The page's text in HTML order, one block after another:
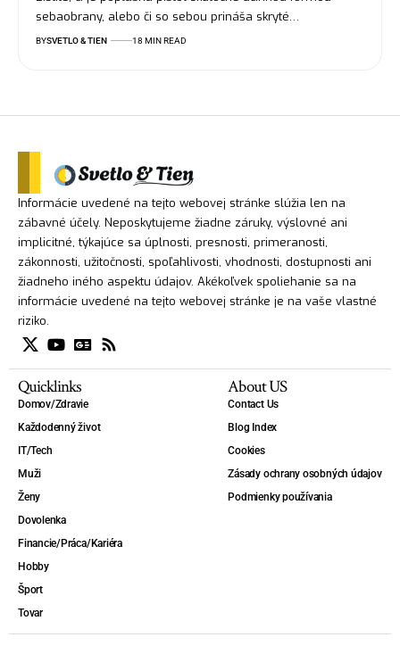
sebaobrany, alebo či so sebou prináša skryté…
BYSVETLO & TIEN 18 MIN READ
Informácie uvedené na tejto webovej stránke slúžia len na
zábavné účely. Neposkytujeme žiadne záruky, výslovné ani
implicitné, týkajúce sa úplnosti, presnosti, primeranosti,
zákonnosti, užitočnosti, spoľahlivosti, vhodnosti, dostupnosti ani
žiadneho iného aspektu údajov. Akékoľvek spoliehanie sa na
informácie uvedené na tejto webovej stránke je na vaše vlastné
riziko.
Quicklinks
Domov/Zdravie
Každodenný život
IT/Tech
Muži
Ženy
Dovolenka
Financie/Práca/Kariéra
Hobby
Šport
Tovar
About US
Contact Us
Blog Index
Cookies
Zásady ochrany osobných údajov
Podmienky používania